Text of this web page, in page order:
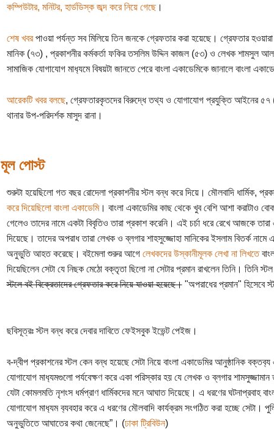
কম্পিউটার, মনিটর, হার্ডডিস্ক জব্দ করে নিয়ে গেছে।
শেষ খবরপাওয়া পর্যন্ত সব মিলিয়ে তিন জনকে গ্রেফতার করা হয়েছে। গ্রেফতার হওয়ারা
মানিক (৭৩) , প্রকাশনীর কর্মকর্তা ফকির তসলিম উদ্দিন কাজল (৫৩) ও লেখক শামসুল
সামাজিক যোগাযোগ মাধ‍্যমে বিষয়টা জানতে পেরে বাংলা একাডেমিকে জানালে বাংলা
আরেকটি খবর বলছে, গ্রেফতারকৃতদের বিরুদ্ধে তথ্য ও যোগাযোগ প্রযুক্তি আইনের ৫৭
থানার উপ-পরিদর্শক মাসুদ রানা।
মূল পোস্ট
শুরুটা হয়েছিলো গত বছর রোদেলা প্রকাশনীর স্টল বন্ধ করে দিয়ে। মৌলবাদি ধার্মিক,
করে দিয়েছিলো বাংলা একাডেমি। বাংলা একাডেমির কাছ থেকে খুব বেশি আশা করাটাও
গেলেও তাদের নামে একটা বিবৃতিও তারা প্রকাশ করেনি। এই চর্চা ধরে রেখে আজকে
দিয়েছে। তাদের অপরাধ তারা লেখক ও ব্লগার শাহসুজ্জোহা মানিকের ইসলাম বিতর্ক
অনুভুতি আহত করেছে। বইমেলা শুরুর আগে লেখকদের উস্কানীমূলক লেখা না লিখতে
দিয়েছিলেন সেটা যে নিছক মেঠো বক্তৃতা ছিলো না সেটার প্রমান রাখলেন তিনি। তিনি
স্টলে বই বিক্রেতাদের গ্রেফতার করে নিয়ে যাওয়া হয়েছে।"অপরাধের প্রমান" হিসেবে
ছবিসূত্রঃ স্টল বন্ধ করে দেবার দাবিতে ফেইসবুক ইভেন্ট পেইজ।
ব-দ্বীপ প্রকাশনের স্টল কেন বন্ধ হয়েছে সেটা নিয়ে বাংলা একাডেমির আনুষ্ঠানিক
যোগাযোগ মাধ‍্যমগুলো পর্যবেক্ষণ করে একা পরিস্কার হয় যে লেখক ও ব্লগার
যেটা কোমলমতি নৃশংস ধর্মপ্রাণ ধার্মিকদের মনে আঘাত দিয়েছে। এ ধরণের ঘটনাপ্রবাহ
যোগাযোগ মাধ‍্যম ব‍্যবহার করে এ ধরণের মৌলবাদি কার্যক্রম সংগঠিত করা হচ্ছে সেটা।
অনুভুতিতে আঘাতের কথা জেনেছে”। (ঢাকা ট্রিবিউন)